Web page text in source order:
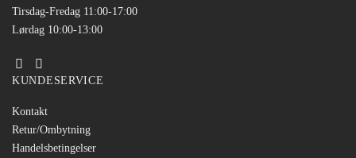
Tirsdag-Fredag 11:00-17:00
Lørdag 10:00-13:00
KUNDESERVICE
Kontakt
Retur/Ombytning
Handelsbetingelser